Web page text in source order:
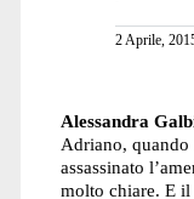
2 Aprile,
Alessandra
Adriano,
assassinato
molto chiare. E il